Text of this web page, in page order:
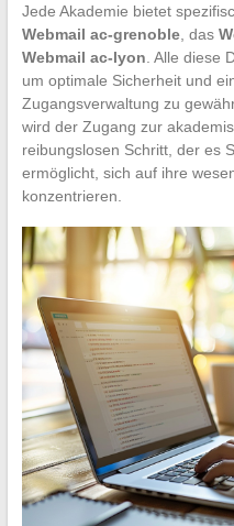
Jede Akademie bietet
Webmail ac-grenoble, das
Webmail ac-lyon . Alle diese
um optimale Sicherheit und
Zugangsverwaltung zu
wird der Zugang zur
reibungslosen Schritt, der es
ermöglicht, sich auf ihre
konzentrieren.